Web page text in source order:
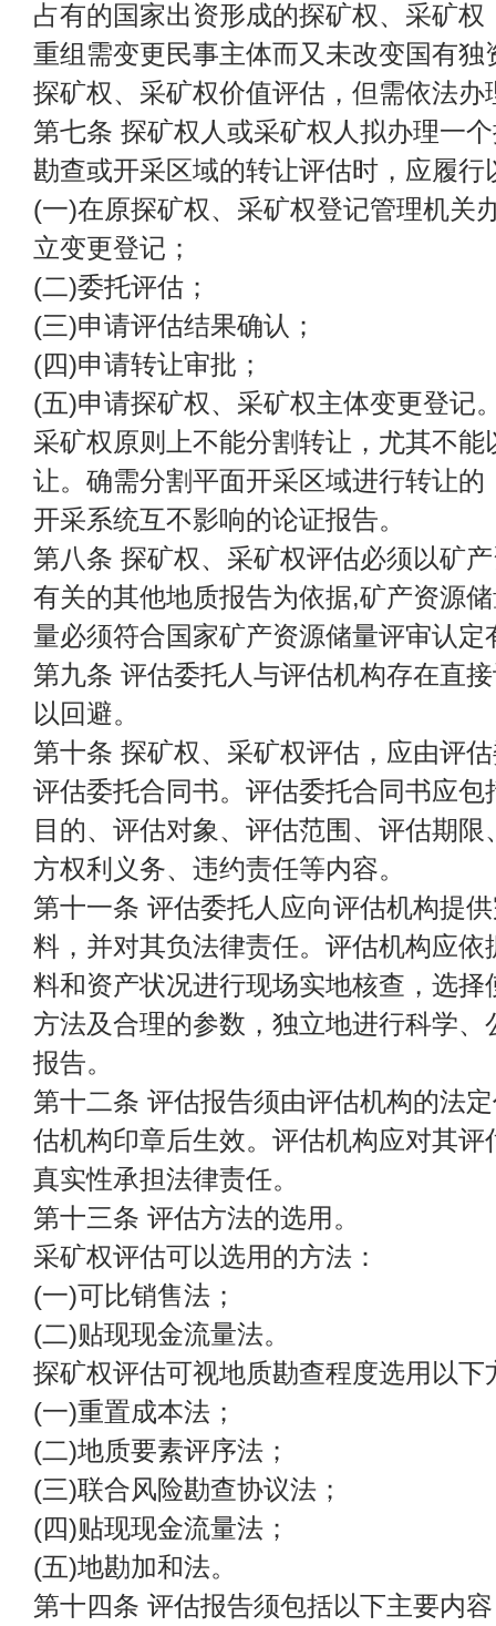
占有的国家出资形成的探矿权、采矿
重组需变更民事主体而又未改变国有
探矿权、采矿权价值评估，但需依法办
第七条 探矿权人或采矿权人拟办理一
勘查或开采区域的转让评估时，应履行
(一)在原探矿权、采矿权登记管理机关
立变更登记；
(二)委托评估；
(三)申请评估结果确认；
(四)申请转让审批；
(五)申请探矿权、采矿权主体变更登记
采矿权原则上不能分割转让，尤其不
让。确需分割平面开采区域进行转让
开采系统互不影响的论证报告。
第八条 探矿权、采矿权评估必须以矿
有关的其他地质报告为依据,矿产资源
量必须符合国家矿产资源储量评审认定
第九条 评估委托人与评估机构存在直
以回避。
第十条 探矿权、采矿权评估，应由评
评估委托合同书。评估委托合同书应
目的、评估对象、评估范围、评估期
方权利义务、违约责任等内容。
第十一条 评估委托人应向评估机构提
料，并对其负法律责任。评估机构应
料和资产状况进行现场实地核查，选
方法及合理的参数，独立地进行科学
报告。
第十二条 评估报告须由评估机构的法
估机构印章后生效。评估机构应对其
真实性承担法律责任。
第十三条 评估方法的选用。
采矿权评估可以选用的方法：
(一)可比销售法；
(二)贴现现金流量法。
探矿权评估可视地质勘查程度选用以下
(一)重置成本法；
(二)地质要素评序法；
(三)联合风险勘查协议法；
(四)贴现现金流量法；
(五)地勘加和法。
第十四条 评估报告须包括以下主要内